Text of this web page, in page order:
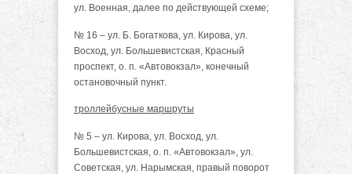
ул. Военная, далее по действующей схеме;
№ 16 – ул. Б. Богаткова, ул. Кирова, ул.
Восход, ул. Большевистская, Красный
проспект, о. п. «Автовокзал», конечный
остановочный пункт.
троллейбусные маршруты
№ 5 – ул. Кирова, ул. Восход, ул.
Большевистская, о. п. «Автовокзал», ул.
Советская, ул. Нарымская, правый поворот